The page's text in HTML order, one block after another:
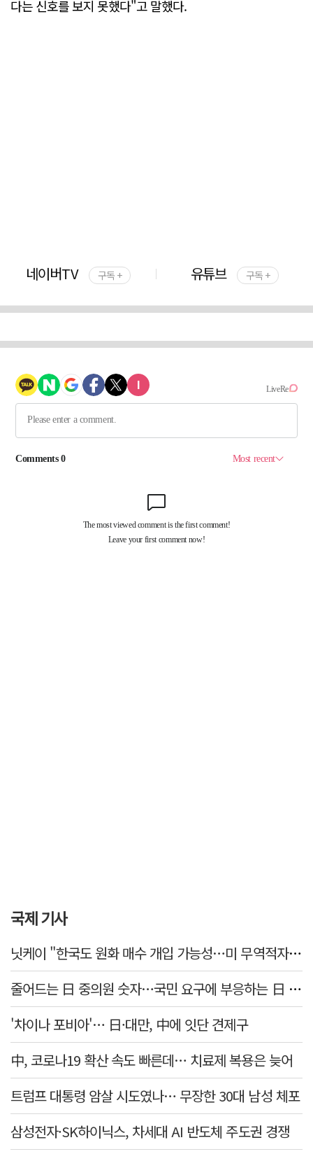
다는 신호를 보지 못했다"고 말했다.
네이버TV 구독 + 유튜브 구독 +
국제 기사
닛케이 "한국도 원화 매수 개입 가능성…미 무역적자 의식"
줄어드는 日 중의원 숫자…국민 요구에 부응하는 日 정치권
'차이나 포비아'… 日·대만, 中에 잇단 견제구
中, 코로나19 확산 속도 빠른데… 치료제 복용은 늦어
트럼프 대통령 암살 시도였나… 무장한 30대 남성 체포
삼성전자·SK하이닉스, 차세대 AI 반도체 주도권 경쟁